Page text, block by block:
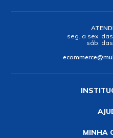
seg. a sex.
sáb.
MINHA